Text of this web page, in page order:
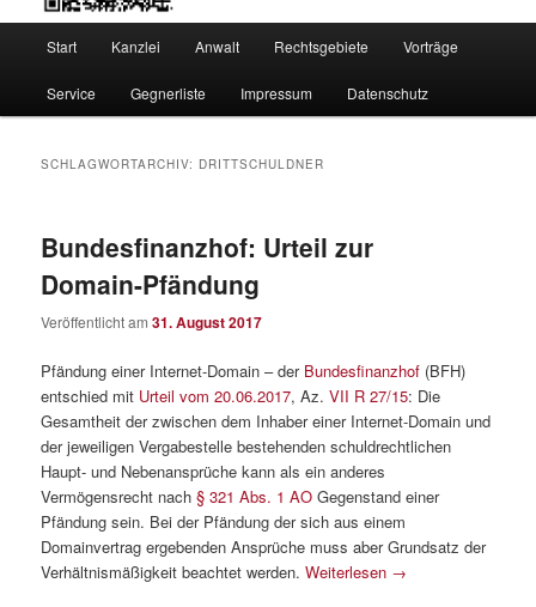
Start Kanzlei Anwalt Rechtsgebiete Vorträge
Service Gegnerliste Impressum Datenschutz
SCHLAGWORTARCHIV: DRITTSCHULDNER
Bundesfinanzhof: Urteil zur
Domain-Pfändung
Veröffentlicht am31. August 2017
Pfändung einer Internet-Domain – der Bundesfinanzhof (BFH)
entschied mit Urteil vom 20.06.2017, Az.VII R 27/15: Die
Gesamtheit der zwischen dem Inhaber einer Internet-Domain und
der jeweiligen Vergabestelle bestehenden schuldrechtlichen
Haupt- und Nebenansprüche kann als ein anderes
Vermögensrecht nach§ 321 Abs. 1 AO Gegenstand einer
Pfändung sein. Bei der Pfändung der sich aus einem
Domainvertrag ergebenden Ansprüche muss aber Grundsatz der
Verhältnismäßigkeit beachtet werden.Weiterlesen →